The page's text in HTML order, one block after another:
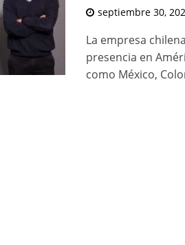
septiembre 30,
La empresa
presencia en
como México,